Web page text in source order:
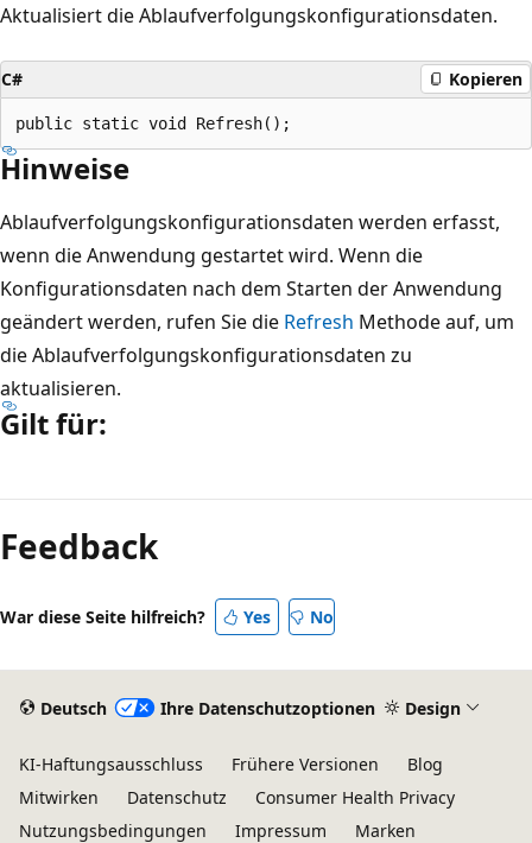
Aktualisiert die Ablaufverfolgungskonfigurationsdaten.
C# Kopieren
public static void Refresh();
Hinweise
Ablaufverfolgungskonfigurationsdaten werden erfasst,
wenn die Anwendung gestartet wird. Wenn die
Konfigurationsdaten nach dem Starten der Anwendung
geändert werden, rufen Sie die Refresh Methode auf, um
die Ablaufverfolgungskonfigurationsdaten zu
aktualisieren.
Gilt für:
deaktiviert
Feedback
War diese Seite hilfreich? Yes No
Deutsch Ihre Datenschutzoptionen Design
KI-Haftungsausschluss Frühere Versionen
Blog
Mitwirken
Datenschutz
Consumer Health Privacy
Nutzungsbedingungen
Impressum Marken